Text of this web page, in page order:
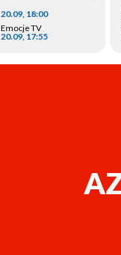
20.09, 18:00
Emocje TV
20.09, 17:55